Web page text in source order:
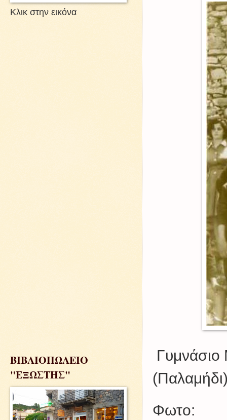
Φωτο:
Κλικ στην εικόνα
ΒΙΒΛΙΟΠΩΛΕΙΟ
"ΕΞΩΣΤΗΣ"